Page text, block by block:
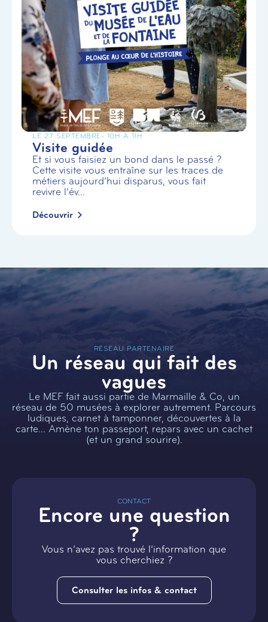
LE 27 SEPTEMBRE- 10H À 11H
Visite guidée
Et si vous faisiez un bond dans le passé ?
Cette visite vous entraîne sur les traces de
métiers aujourd’hui disparus, vous fait
revivre l’év...
Découvrir
RÉSEAU PARTENAIRE
Un réseau qui fait des
vagues
Le MEF fait aussi partie de Marmaille & Co, un
réseau de 50 musées à explorer autrement. Parcours
ludiques, carnet à tamponner, découvertes à la
carte… Amène ton passeport, repars avec un cachet
(et un grand sourire).
CONTACT
Encore une question
?
Vous n’avez pas trouvé l’information que
vous cherchiez ?
Consulter les infos & contact